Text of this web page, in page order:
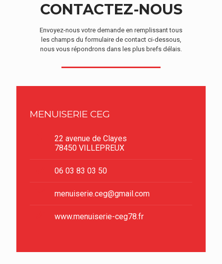
CONTACTEZ-NOUS
Envoyez-nous votre demande en remplissant tous
les champs du formulaire de contact ci-dessous,
nous vous répondrons dans les plus brefs délais.
MENUISERIE CEG
22 avenue de Clayes
78450 VILLEPREUX
06 03 83 03 50
menuiserie.ceg@gmail.com
www.menuiserie-ceg78.fr